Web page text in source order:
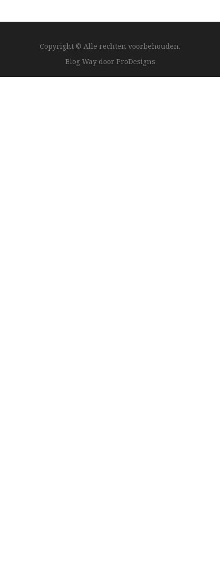
Copyright © Alle rechten voorbehouden.
Blog Way door ProDesigns